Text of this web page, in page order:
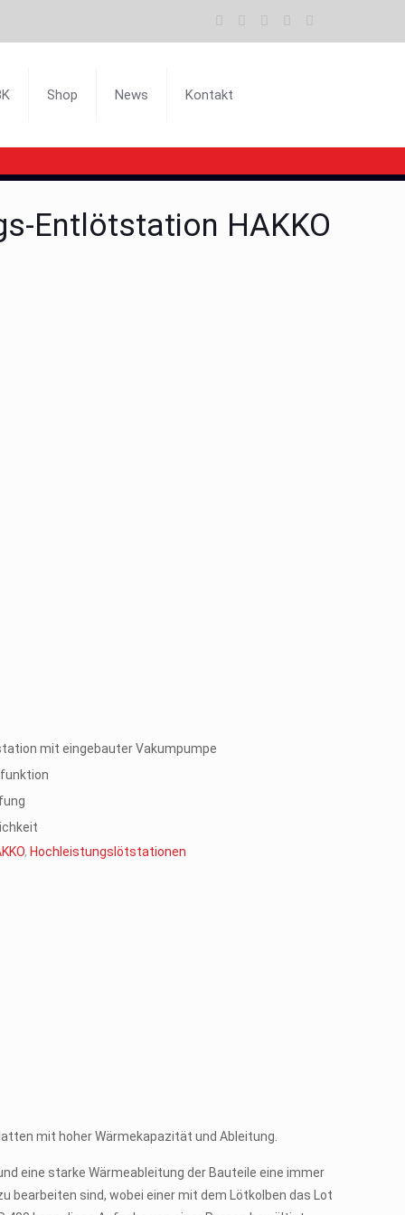
Shop News Kontakt
Entlötstation HAKKO
mit eingebauter Vakumpumpe
, Hochleistungslötstationen
mit hoher Wärmekapazität und Ableitung.
eine starke Wärmeableitung der Bauteile eine immer
bearbeiten sind, wobei einer mit dem Lötkolben das Lot